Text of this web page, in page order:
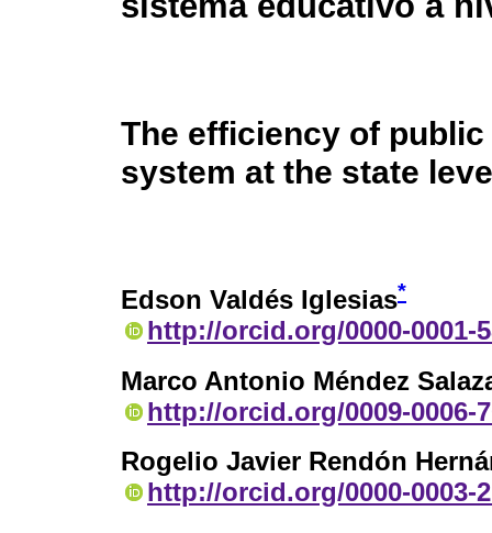
The efficiency of
system at the state
Edson Valdés Iglesias*
http://orcid.org/0000-0001-
Marco Antonio Méndez
http://orcid.org/0009-0006-
Rogelio Javier Rendón
http://orcid.org/0000-0003-